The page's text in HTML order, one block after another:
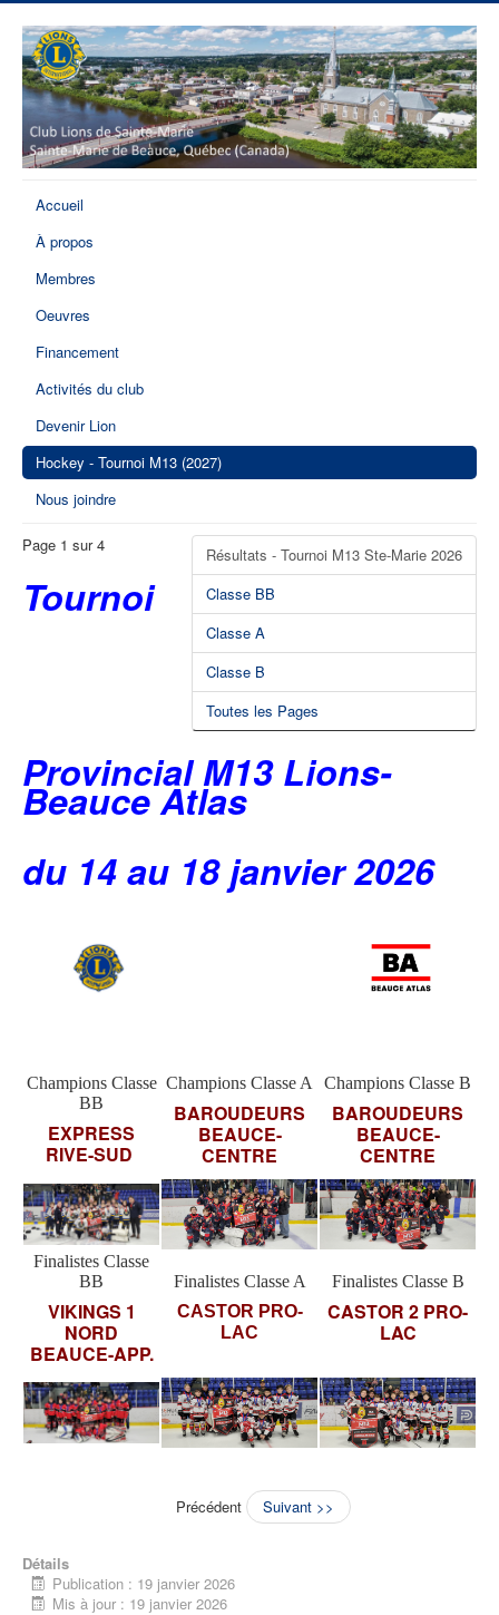
Accueil
À propos
Membres
Oeuvres
Financement
Activités du club
Devenir Lion
Hockey - Tournoi M13 (2027)
Nous joindre
Résultats - Tournoi M13 Ste-Marie 2026
Classe BB
Classe A
Classe B
Toutes les Pages
Page 1 sur 4
Tournoi
Provincial M13 Lions-
Beauce Atlas
du 14 au 18 janvier 2026
Champions Classe
BB
EXPRESS
RIVE-SUD
Champions Classe A
BAROUDEURS
BEAUCE-
CENTRE
Champions Classe B
BAROUDEURS
BEAUCE-
CENTRE
Finalistes Classe
BB
VIKINGS 1
NORD
BEAUCE-APP.
Finalistes Classe A
CASTOR PRO-
LAC
Finalistes Classe B
CASTOR 2 PRO-
LAC
Précédent Suivant >>
Détails
Publication : 19 janvier 2026
Mis à jour : 19 janvier 2026